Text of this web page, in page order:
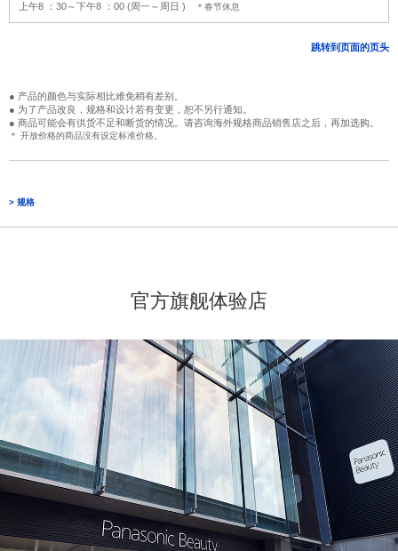
上午8 ：30～下午8 ：00 (周一～周日 )
＊春节休息
跳转到页面的页头
● 产品的颜色与实际相比难免稍有差别。
● 为了产品改良，规格和设计若有变更，恕不另行通知。
● 商品可能会有供货不足和断货的情况。请咨询海外规格商品销售店之后，再加选购。
＊ 开放价格的商品没有设定标准价格。
> 规格
官方旗舰体验店